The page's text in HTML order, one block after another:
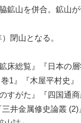
鉱山を併合。鉱山
閉山となる。
床総覧』『日本の
1』『木屋平村史
すがた』『四国通
井金属修史論叢